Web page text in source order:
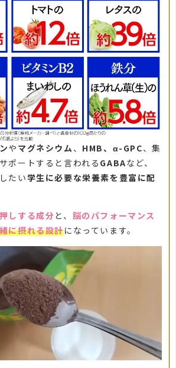
や マグネシウム 、 HMB、α-GPC、集
ポートすると言われる GABAなど、
たい学生に必要な栄養素を豊富に配
しする成分と、 脳のパフォーマンス
に摂れる設計になっています。